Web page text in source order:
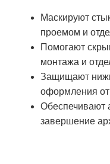
Маскируют
проемом и
Помогают
монтажа и
Защищают
оформления
Обеспечивают
завершение